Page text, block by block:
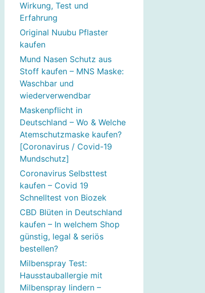
Wirkung, Test und
Erfahrung
Original Nuubu Pflaster
kaufen
Mund Nasen Schutz aus
Stoff kaufen – MNS Maske:
Waschbar und
wiederverwendbar
Maskenpflicht in
Deutschland – Wo & Welche
Atemschutzmaske kaufen?
[Coronavirus / Covid-19
Mundschutz]
Coronavirus Selbsttest
kaufen – Covid 19
Schnelltest von Biozek
CBD Blüten in Deutschland
kaufen – In welchem Shop
günstig, legal & seriös
bestellen?
Milbenspray Test:
Hausstauballergie mit
Milbenspray lindern –